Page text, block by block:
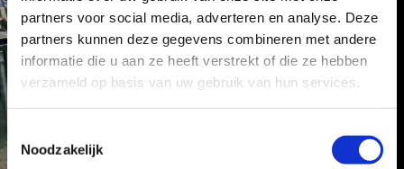
partners voor social media, adverteren en analyse. Deze
partners kunnen deze gegevens combineren met andere
informatie die u aan ze heeft verstrekt of die ze hebben
verzameld op basis van uw gebruik van hun services.
T
Noodzakelijk